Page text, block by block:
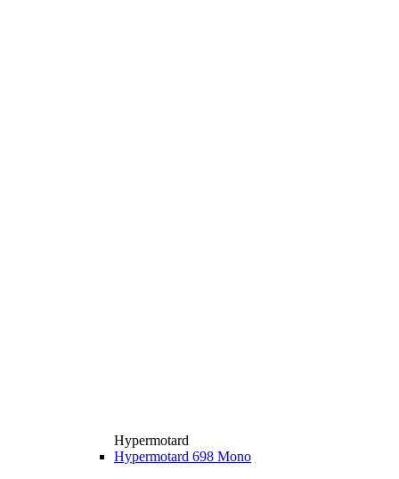
Hypermotard
Hypermotard 698 Mono